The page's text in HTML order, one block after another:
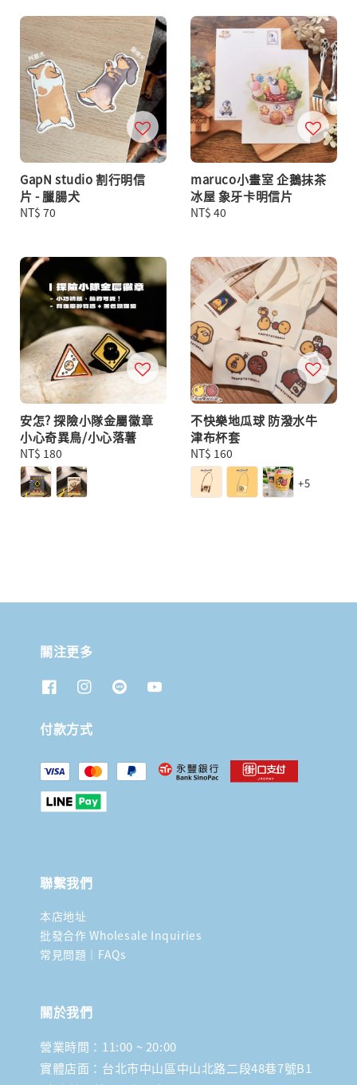
GapN studio 割行明信
片 - 臘腸犬
Regular
NT$ 70
maruco小畫室 企鵝抹茶
冰屋 象牙卡明信片
Regular
NT$ 40
安怎? 探險小隊金屬徽章
小心奇異鳥/小心落薯
Regular
price
NT$ 180
不快樂地瓜球 防潑水牛
津布杯套
Regular
price
NT$ 160
+5
關注更多
付款方式
聯繫我們
本店地址
批發合作 Wholesale Inquiries
常見問題｜FAQs
關於我們
營業時間：11:00 ~ 20:00
實體店面：台北市中山區中山北路二段48巷7號B1